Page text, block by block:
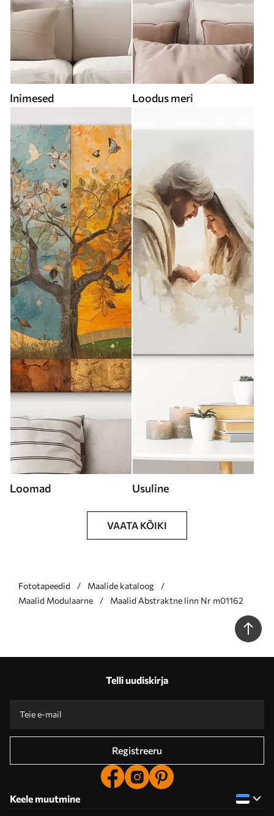
Inimesed Loodus meri
Loomad Usuline
VAATA KÕIKI
Fototapeedid
Maalide kataloog
Maalid Modulaarne
Maalid Abstraktne linn Nr m01162
Telli uudiskirja
Registreeru
Keele muutmine